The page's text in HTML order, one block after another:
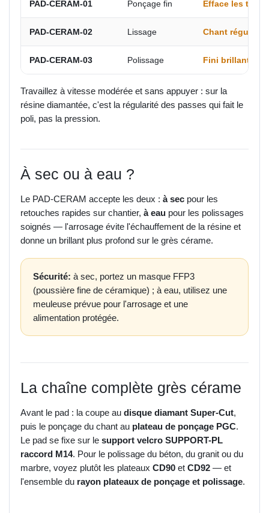
PAD-CERAM-01 Ponçage fin Efface les
PAD-CERAM-02 Lissage Chant régulier,
PAD-CERAM-03 Polissage Fini brillant
Travaillez à vitesse modérée et sans appuyer : sur la
résine diamantée, c'est la régularité des passes qui fait le
poli, pas la pression.
À sec ou à eau ?
Le PAD-CERAM accepte les deux : à sec pour les
retouches rapides sur chantier, à eau pour les polissages
soignés — l'arrosage évite l'échauffement de la résine et
donne un brillant plus profond sur le grès cérame.
Sécurité: à sec, portez un masque FFP3
(poussière fine de céramique) ; à eau, utilisez une
meuleuse prévue pour l'arrosage et une
alimentation protégée.
La chaîne complète grès cérame
Avant le pad : la coupe au disque diamant Super-Cut,
puis le ponçage du chant au plateau de ponçage PGC.
Le pad se fixe sur le support velcro SUPPORT-PL
raccord M14. Pour le polissage du béton, du granit ou du
marbre, voyez plutôt les plateaux CD90 et CD92 — et
l'ensemble du rayon plateaux de ponçage et polissage.